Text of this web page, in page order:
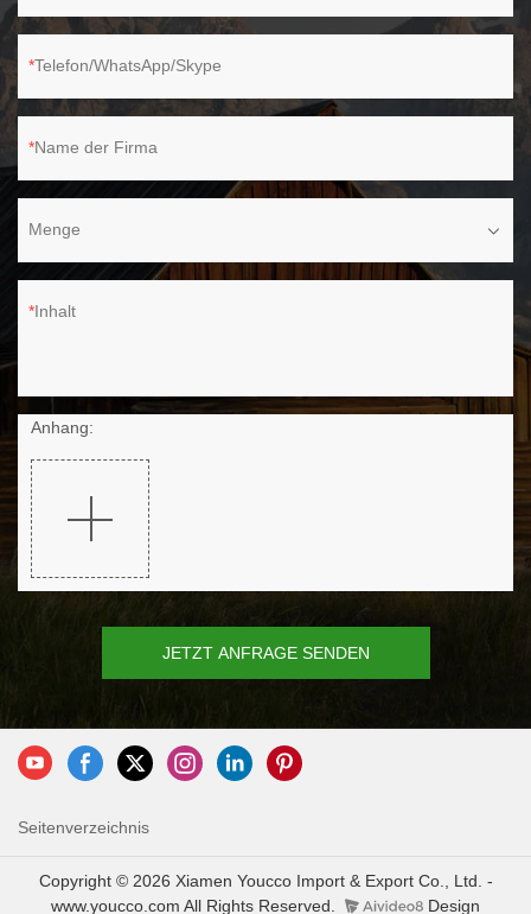
Telefon/WhatsApp/Skype
Name der Firma
Menge
Inhalt
Anhang:
JETZT ANFRAGE SENDEN
Seitenverzeichnis
Copyright © 2026 Xiamen Youcco Import & Export Co., Ltd. -
www.youcco.com All Rights Reserved.
Design